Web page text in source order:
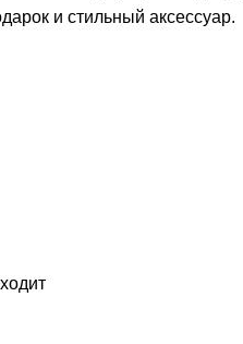
и стильный аксессуар.